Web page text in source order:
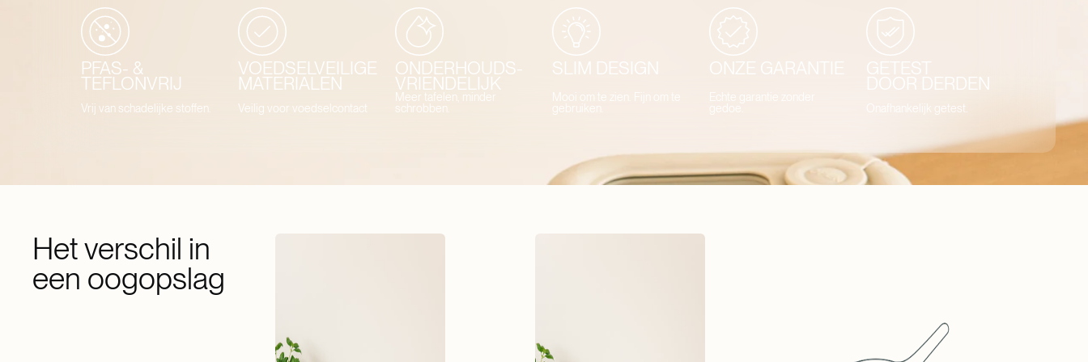
PFAS- &
TEFLONVRIJ
Vrij van schadelijke stoffen.
VOEDSELVEILIGE
MATERIALEN
Veilig voor voedselcontact
ONDERHOUDS-
VRIENDELIJK
Meer tafelen, minder
schrobben.
SLIM DESIGN
Mooi om te zien. Fijn om te
gebruiken.
ONZE GARANTIE
Echte garantie zonder
gedoe.
GETEST
DOOR DERDEN
Onafhankelijk getest.
Het verschil in
een oogopslag